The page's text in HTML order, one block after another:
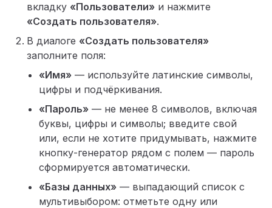
вкладку «Пользователи» и нажмите
«Создать пользователя».
В диалоге «Создать пользователя»
заполните поля:
«Имя» — используйте латинские символы,
цифры и подчёркивания.
«Пароль» — не менее 8 символов, включая
буквы, цифры и символы; введите свой
или, если не хотите придумывать, нажмите
кнопку-генератор рядом с полем — пароль
сформируется автоматически.
«Базы данных» — выпадающий список с
мультивыбором: отметьте одну или